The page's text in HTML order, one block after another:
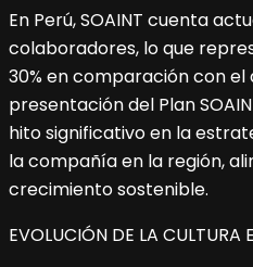
En Perú, SOAINT cuenta
colaboradores, lo que
30% en comparación con el
presentación del Plan
hito significativo en la
la compañía en la región,
crecimiento sostenible.
EVOLUCIÓN DE LA CULTURA